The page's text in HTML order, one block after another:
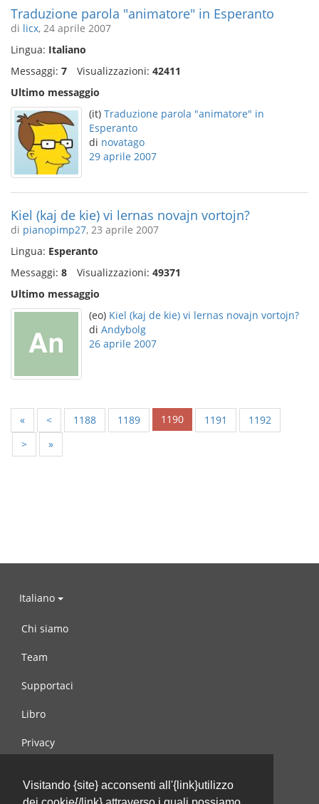
Visitando {site} acconsenti all'{link}utilizzo
Traduzione parola "animatore" in Esperanto
di licx, 24 aprile 2007
Lingua: Italiano
Messaggi: 7 Visualizzazioni: 42411
Ultimo messaggio
(it) Traduzione parola "animatore" in
Esperanto
di novatago
29 aprile 2007
Kiel (kaj de kie) vi lernas novajn vortojn?
di pianopimp27, 23 aprile 2007
Lingua: Esperanto
Messaggi: 8 Visualizzazioni: 49371
Ultimo messaggio
(eo) Kiel (kaj de kie) vi lernas novajn vortojn?
di Andybolg
26 aprile 2007
« < 1188 1189 1190 1191
1192
>
»
Italiano
Chi siamo
Team
Supportaci
Libro
Privacy
Contattaci